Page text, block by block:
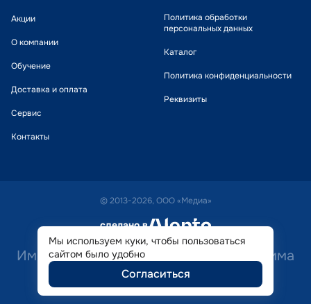
Акции
О компании
Обучение
Доставка и оплата
Сервис
Контакты
Политика обработки
персональных данных
Каталог
Политика конфиденциальности
Реквизиты
© 2013-2026, ООО «Медиа»
сделано в alente
Имеются противопоказания. Необходима
консультация специалиста.
Мы используем куки, чтобы пользоваться
сайтом было удобно
Согласиться